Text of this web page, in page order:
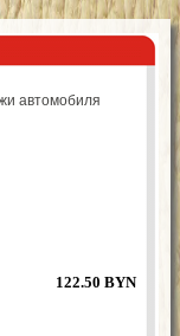
автомобиля
122.50 BYN